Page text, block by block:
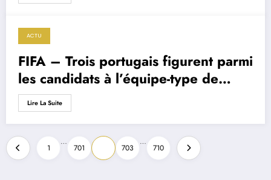
5 septembre 2019
ACTU
FIFA – Trois portugais figurent parmi
les candidats à l’équipe-type de
l’année
Lire La Suite
Pagination
des
1
…
701 703
…
710